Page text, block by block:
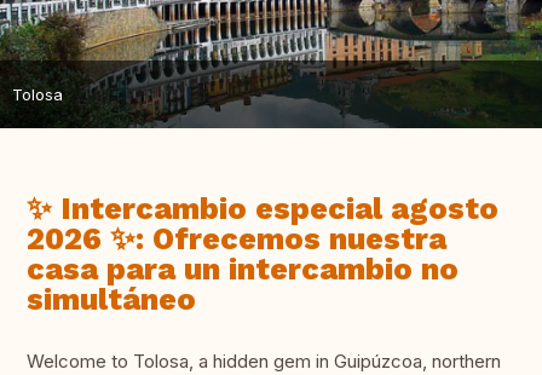
Tolosa
✨ Intercambio especial agosto
2026 ✨: Ofrecemos nuestra
casa para un intercambio no
simultáneo
Welcome to Tolosa, a hidden gem in Guipúzcoa, northern